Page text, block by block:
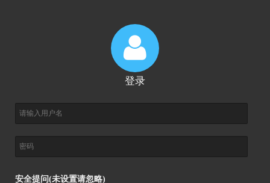
登录
安全提问(未设置请忽略)